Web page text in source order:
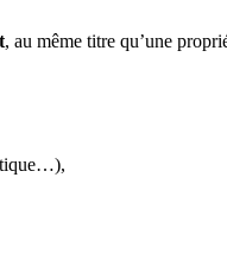
, au même titre qu’une